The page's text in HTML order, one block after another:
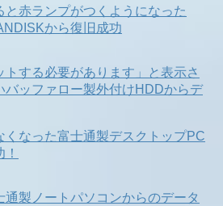
と赤ランプがつくようになった
から復旧成功
トする必要があります」と表示さ
バッファロー製外付けHDDからデ
くなった富士通製デスクトップPC
通製ノートパソコンからのデータ